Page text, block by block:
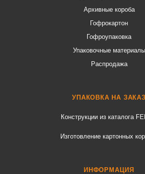
Архивные короба
Гофрокартон
Гофроупаковка
Упаковочные материалы
Распродажа
УПАКОВКА НА ЗАКАЗ
Конструкции из каталога
Изготовление картонных
ИНФОРМАЦИЯ